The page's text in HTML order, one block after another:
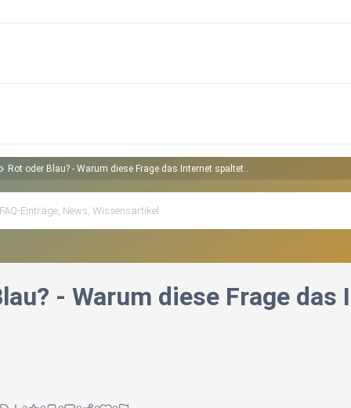
Rot oder Blau? - Warum diese Frage das Internet spaltet..
- Warum diese Frage